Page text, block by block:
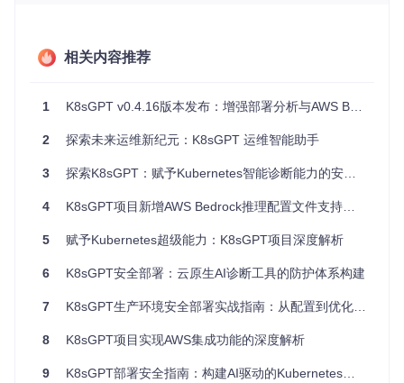
缓存机制：集成远程存储（如Azure Blob或S3），实现高效
同的集成场景。
应用场景
时解释错误消息并提供解决方案建议。
扫描和风险评估。
交互和行为。
项目特点
程。
相关内容推荐
1 K8sGPT v0.4.16版本发布：增强部署分析与AWS Bedrock支持
2 探索未来运维新纪元：K8sGPT 运维智能助手
3 探索K8sGPT：赋予Kubernetes智能诊断能力的安全实践指南
4 K8sGPT项目新增AWS Bedrock推理配置文件支持的技术解析
5 赋予Kubernetes超级能力：K8sGPT项目深度解析
6 K8sGPT安全部署：云原生AI诊断工具的防护体系构建
7 K8sGPT生产环境安全部署实战指南：从配置到优化的全流程实施策略
8 K8sGPT项目实现AWS集成功能的深度解析
9 K8sGPT部署安全指南：构建AI驱动的Kubernetes智能分析防护体系